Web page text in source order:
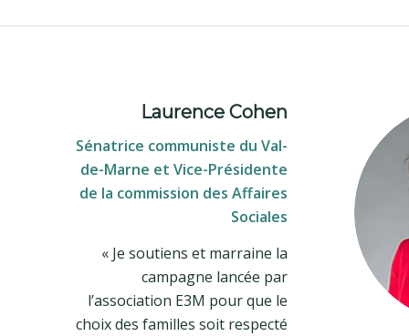
Laurence Cohen
Sénatrice communiste du Val-
de-Marne et Vice-Présidente
de la commission des Affaires
Sociales
« Je soutiens et marraine la
campagne lancée par
l’association E3M pour que le
choix des familles soit respecté